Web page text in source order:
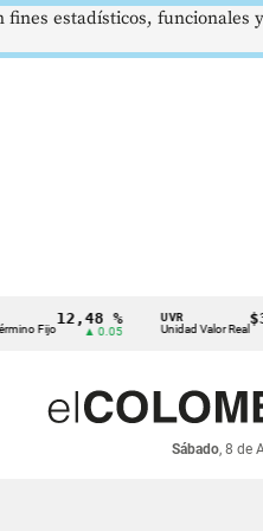
Fijo
12,48 %
▲ 0.05
UVR
Unidad Valor Real
Sábado, 8 de
estadísticos,